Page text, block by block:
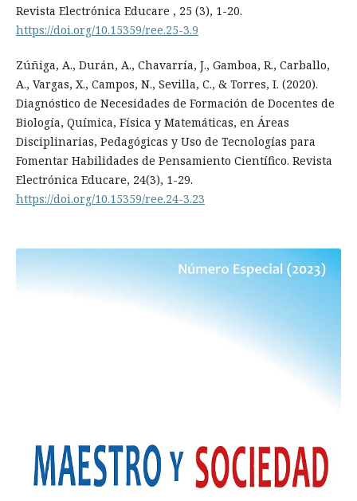
Revista Electrónica Educare , 25 (3), 1-20.
https://doi.org/10.15359/ree.25-3.9
Zúñiga, A., Durán, A., Chavarría, J., Gamboa, R., Carballo,
A., Vargas, X., Campos, N., Sevilla, C., & Torres, I. (2020).
Diagnóstico de Necesidades de Formación de Docentes de
Biología, Química, Física y Matemáticas, en Áreas
Disciplinarias, Pedagógicas y Uso de Tecnologías para
Fomentar Habilidades de Pensamiento Científico. Revista
Electrónica Educare, 24(3), 1-29.
https://doi.org/10.15359/ree.24-3.23